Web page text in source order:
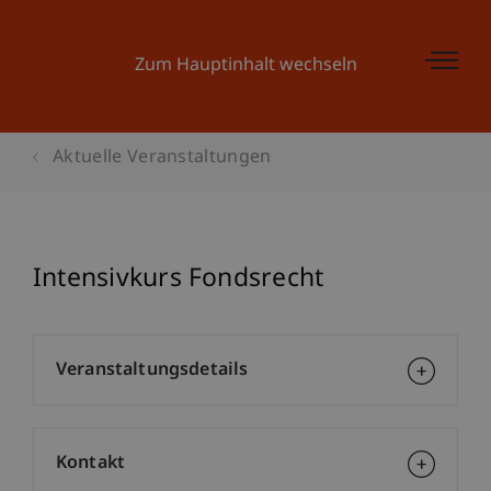
Zum Hauptinhalt wechseln
Aktuelle Veranstaltungen
Intensivkurs Fondsrecht
Veranstaltungsdetails
Kontakt